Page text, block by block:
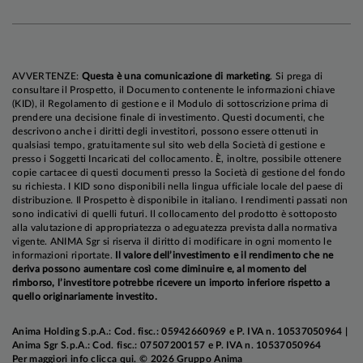
ma con approccio più tattico e selettivo rispetto
laggards(ovvero, i comparti più trascurati nella
recente ondata rialzista).
In ambito obbligazionario,manteniamo una
visione costruttiva sui comparti governativi
restiamo convinti che le valutazioni siano
interessanti, dal momento che incorporano nello
stesso tempo aspettative aggressive sulla politica
monetaria e preoccupazioni molto limitate per le
ripercussioni della crisi sull'attività economica;
inoltre, i rendimenti si collocano su livelli
superiori ai valori d'equlibrio suggeriti dai
fondamentali, e il posizionamento speculativo è
AVVERTENZE: Questa è una comunicazione di marketing. Si prega di
consultare il Prospetto, il Documento contenente le informazioni chiave
(KID), il Regolamento di gestione e il Modulo di sottoscrizione prima di
prendere una decisione finale di investimento. Questi documenti, che
descrivono anche i diritti degli investitori, possono essere ottenuti in
qualsiasi tempo, gratuitamente sul sito web della Società di gestione e
presso i Soggetti Incaricati del collocamento. È, inoltre, possibile ottenere
copie cartacee di questi documenti presso la Società di gestione del fondo
su richiesta. I KID sono disponibili nella lingua ufficiale locale del paese di
distribuzione. Il Prospetto è disponibile in italiano. I rendimenti passati non
sono indicativi di quelli futuri. Il collocamento del prodotto è sottoposto
alla valutazione di appropriatezza o adeguatezza prevista dalla normativa
vigente. ANIMA Sgr si riserva il diritto di modificare in ogni momento le
informazioni riportate.
Il valore dell’investimento e il rendimento che ne
deriva possono aumentare così come diminuire e, al momento del
rimborso, l’investitore potrebbe ricevere un importo inferiore rispetto a
quello originariamente investito.
Anima Holding S.p.A.: Cod. fisc.: 05942660969 e P. IVA n. 10537050964 |
Anima Sgr S.p.A.: Cod. fisc.: 07507200157 e P. IVA n. 10537050964
Per maggiori infoclicca qui. © 2026 Gruppo Anima